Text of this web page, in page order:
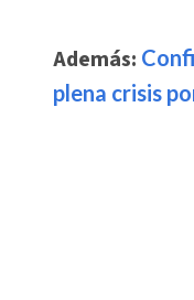
Además:
plena crisis